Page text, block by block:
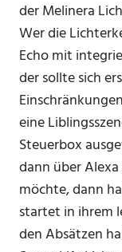
der Melinera
Wer die
Echo mit
der sollte sich
eine
Steuerbox
dann über
möchte, dann
startet in ihrem
den Absätzen